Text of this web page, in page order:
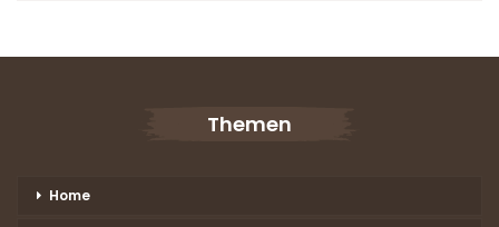
Themen
Home